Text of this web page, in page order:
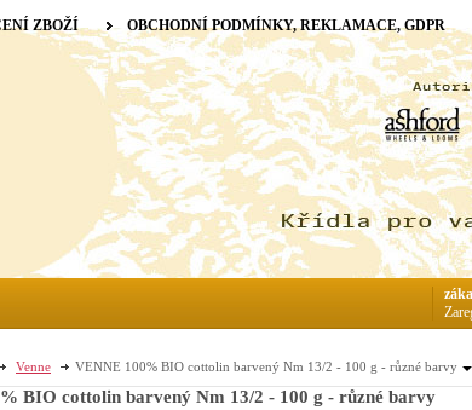
Venne VENNE 100% BIO cottolin barvený Nm 13/2 - 100 g - různé barvy
BIO cottolin barvený Nm 13/2 - 100 g - různé barvy
ZBOŽÍ OBCHODNÍ PODMÍNKY, REKLAMACE, GDPR